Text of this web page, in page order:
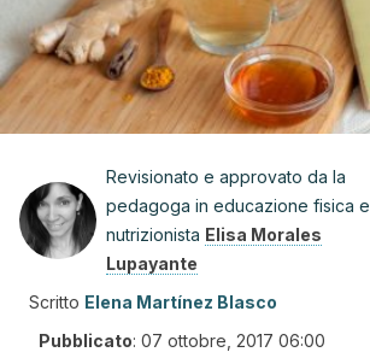
Revisionato e approvato da la
pedagoga in educazione fisica e
nutrizionista Elisa Morales
Lupayante
Scritto Elena Martínez Blasco
Pubblicato: 07 ottobre, 2017 06:00